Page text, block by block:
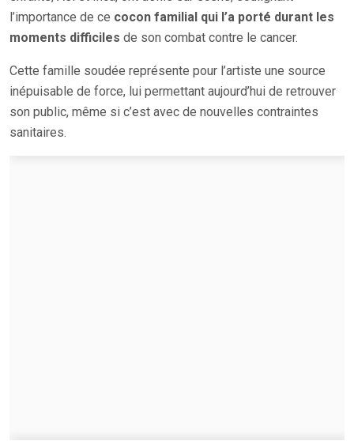
l’importance de ce cocon familial qui l’a porté durant les
moments difficiles de son combat contre le cancer.
Cette famille soudée représente pour l’artiste une source
inépuisable de force, lui permettant aujourd’hui de retrouver
son public, même si c’est avec de nouvelles contraintes
sanitaires.